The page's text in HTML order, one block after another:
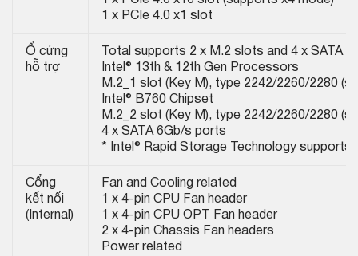
1 x PCIe 4.0 x1 slot
Ổ cứng
hỗ trợ
Total supports 2 x M.2 slots and 4 x SATA
Intel® 13th & 12th Gen Processors
M.2_1 slot (Key M), type 2242/2260/2280
Intel® B760 Chipset
M.2_2 slot (Key M), type 2242/2260/2280
4 x SATA 6Gb/s ports
* Intel® Rapid Storage Technology supports
Cổng
kết nối
(Internal)
Fan and Cooling related
1 x 4-pin CPU Fan header
1 x 4-pin CPU OPT Fan header
2 x 4-pin Chassis Fan headers
Power related